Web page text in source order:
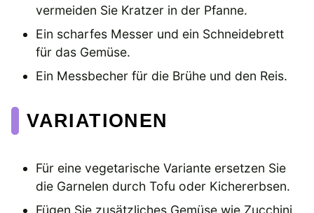
vermeiden Sie Kratzer in der Pfanne.
Ein scharfes Messer und ein Schneidebrett
für das Gemüse.
Ein Messbecher für die Brühe und den Reis.
VARIATIONEN
Für eine vegetarische Variante ersetzen Sie
die Garnelen durch Tofu oder Kichererbsen.